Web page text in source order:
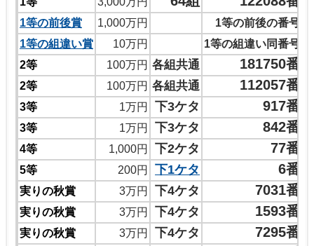
1等の前後賞 1,000万円
1等の前後の番号
1等の組違い賞
10万円
1等の組違い同番号
2等
100万円 各組共通 181750番
2等 100万円 各組共通 112057番
3等 1万円 下3ケタ 917番
3等 1万円 下3ケタ 842番
4等 1,000円 下2ケタ 77番
5等 200円 下1ケタ 6番
実りの秋賞 3万円 下4ケタ 7031番
実りの秋賞 3万円 下4ケタ 1593番
実りの秋賞 3万円 下4ケタ 7295番